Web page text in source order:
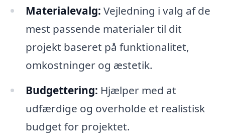
Materialevalg: Vejledning i valg af de
mest passende materialer til dit
projekt baseret på funktionalitet,
omkostninger og æstetik.
Budgettering: Hjælper med at
udfærdige og overholde et realistisk
budget for projektet.